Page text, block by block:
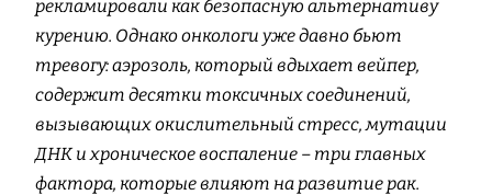
рекламировали как безопасную альтернативу
курению. Однако онкологи уже давно бьют
тревогу: аэрозоль, который вдыхает вейпер,
содержит десятки токсичных соединений,
вызывающих окислительный стресс, мутации
ДНК и хроническое воспаление – три главных
фактора, которые влияют на развитие рак.